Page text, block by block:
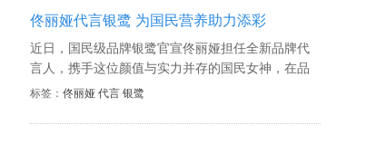
增加品牌曝光量，并以质破局，打造差异化与个性
化，有力提升品牌价值，塑造新一代品牌竞争力，
开启墙布行业发展新未来。
佟丽娅代言银鹭 为国民营养助力添彩
近日，国民级品牌银鹭官宣佟丽娅担任全新品牌代
言人，携手这位颜值与实力并存的国民女神，在品
牌发展的新时期，一起将银鹭系列产品的营养与美
在焕发新的活力。近年来，银鹭深度合作古装热播
标签： 佟丽娅 代言 银鹭